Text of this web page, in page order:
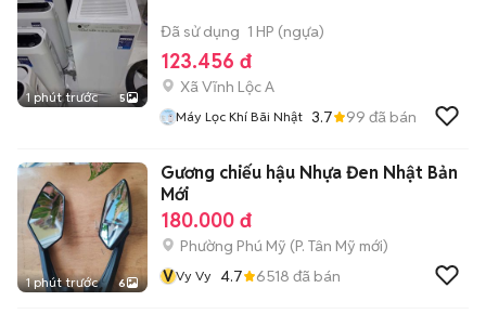
1 phút trước 5
Đã sử dụng 1 HP (ngựa)
123.456 đ
Xã Vĩnh Lộc A
Máy Lọc Khí Bãi Nhật 3.7 99 đã bán
1 phút trước 6
Gương chiếu hậu Nhựa Đen Nhật Bản
Mới
180.000 đ
Phường Phú Mỹ (P. Tân Mỹ mới)
VVy Vy 4.7 6518 đã bán